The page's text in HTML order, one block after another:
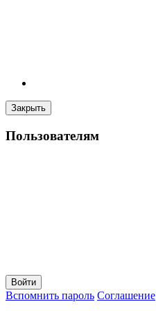
Закрыть
Пользователям
Вспомнить пароль Соглашение